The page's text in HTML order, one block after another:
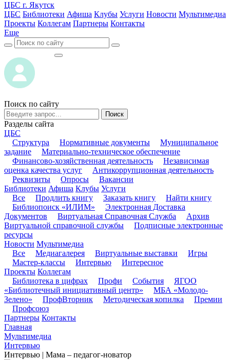
ЦБС г. Якутск
ЦБС Библиотеки Афиша Клубы Услуги Новости Мультимедиа
Проекты Коллегам Партнеры Контакты
Еще
Поиск по сайту
Поиск
Разделы сайта
ЦБС
Структура
Нормативные документы
Муниципальное
задание
Материально-техническое обеспечение
Финансово-хозяйственная деятельность
Независимая
оценка качества услуг
Антикоррупционная деятельность
Реквизиты
Опросы
Вакансии
Библиотеки Афиша Клубы Услуги
Все
Продлить книгу Заказать книгу
Найти книгу
Библиопоиск «ИЛИМ»
Электронная Доставка
Документов
Виртуальная Справочная Служба
Архив
Виртуальной справочной службы
Подписные электронные
ресурсы
Новости Мультимедиа
Все
Медиагалерея Виртуальные выставки
Игры
Мастер-классы
Интервью
Интересное
Проекты Коллегам
Библиотека в цифрах
Профи События
ЯГОО
«Библиотечный инициативный центр»
МБА «Молодо-
Зелено»
ПрофВторник Методическая копилка
Премии
Профсоюз
Партнеры Контакты
Главная
Мультимедиа
Интервью
Интервью | Мама – педагог-новатор